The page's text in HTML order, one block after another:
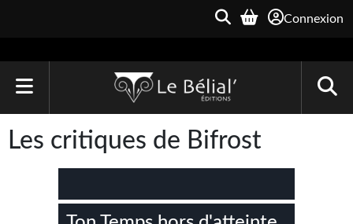
Connexion
Le Bélial'
Les critiques de Bifrost